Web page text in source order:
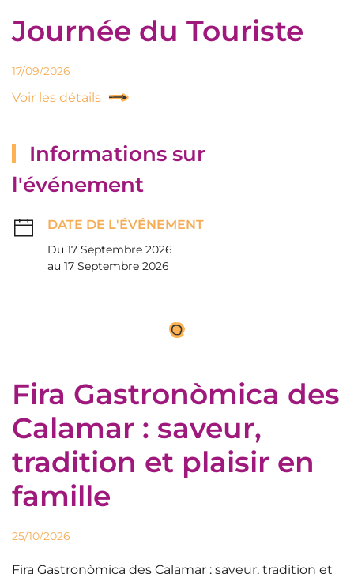
Journée du Touriste
17/09/2026
Voir les détails
Informations sur
l'événement
DATE DE L'ÉVÉNEMENT
Du 17 Septembre 2026
au 17 Septembre 2026
Fira Gastronòmica des
Calamar : saveur,
tradition et plaisir en
famille
25/10/2026
Fira Gastronòmica des Calamar : saveur, tradition et